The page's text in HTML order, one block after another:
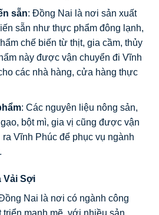
sẵn: Đồng Nai là nơi sản xuất
sẵn như thực phẩm đông lạnh,
chế biến từ thịt, gia cầm, thủy
này được vận chuyển đi Vĩnh
các nhà hàng, cửa hàng thực
: Các nguyên liệu nông sản,
bột mì, gia vị cũng được vận
Vĩnh Phúc để phục vụ ngành
Vải Sợi
Nai là nơi có ngành công
triển mạnh mẽ, với nhiều sản